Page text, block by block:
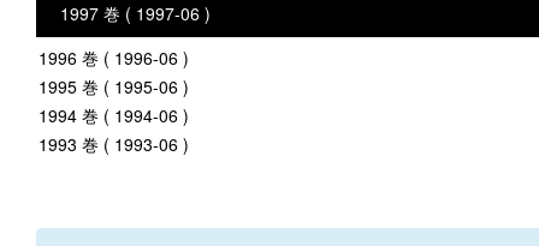
1997 巻 ( 1997-06 )
1996 巻 ( 1996-06 )
1995 巻 ( 1995-06 )
1994 巻 ( 1994-06 )
1993 巻 ( 1993-06 )